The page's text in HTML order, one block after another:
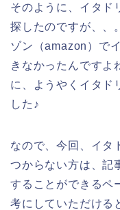
そのように、イタド
探したのですが、、
ゾン（amazon）で
きなかったんですよ
に、ようやくイタド
した♪
なので、今回、イタ
つからない方は、記
することができるペ
考にしていただける